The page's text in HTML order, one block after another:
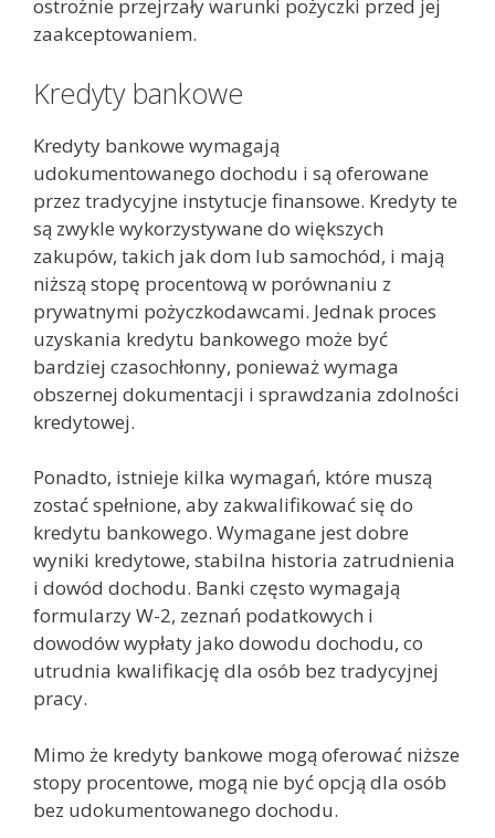
ostrożnie przejrzały warunki pożyczki przed jej
zaakceptowaniem.
Kredyty bankowe
Kredyty bankowe wymagają
udokumentowanego dochodu i są oferowane
przez tradycyjne instytucje finansowe. Kredyty te
są zwykle wykorzystywane do większych
zakupów, takich jak dom lub samochód, i mają
niższą stopę procentową w porównaniu z
prywatnymi pożyczkodawcami. Jednak proces
uzyskania kredytu bankowego może być
bardziej czasochłonny, ponieważ wymaga
obszernej dokumentacji i sprawdzania zdolności
kredytowej.
Ponadto, istnieje kilka wymagań, które muszą
zostać spełnione, aby zakwalifikować się do
kredytu bankowego. Wymagane jest dobre
wyniki kredytowe, stabilna historia zatrudnienia
i dowód dochodu. Banki często wymagają
formularzy W-2, zeznań podatkowych i
dowodów wypłaty jako dowodu dochodu, co
utrudnia kwalifikację dla osób bez tradycyjnej
pracy.
Mimo że kredyty bankowe mogą oferować niższe
stopy procentowe, mogą nie być opcją dla osób
bez udokumentowanego dochodu.